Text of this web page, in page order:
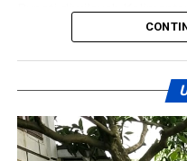
memicu kobaran api.
Akibat kebakaran tersebut
bakar, yakni Rah (26)
korban luka sejumlah
di antaranya pakaian tas
Bupati diwilayah
memperkuat sinergi
dalam menjaga stabilitas
mendukung percepatan